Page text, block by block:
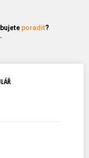
poradit?